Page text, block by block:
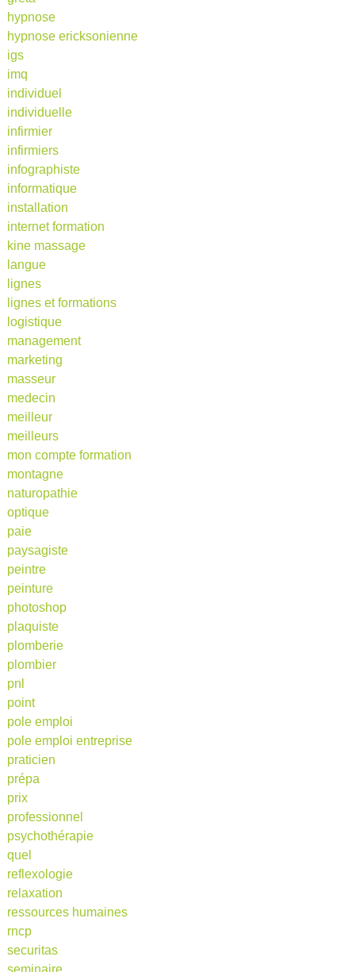
hypnose
hypnose ericksonienne
igs
imq
individuel
individuelle
infirmier
infirmiers
infographiste
informatique
installation
internet formation
kine massage
langue
lignes
lignes et formations
logistique
management
marketing
masseur
medecin
meilleur
meilleurs
mon compte formation
montagne
naturopathie
optique
paie
paysagiste
peintre
peinture
photoshop
plaquiste
plomberie
plombier
pnl
point
pole emploi
pole emploi entreprise
praticien
prépa
prix
professionnel
psychothérapie
quel
reflexologie
relaxation
ressources humaines
rncp
securitas
seminaire